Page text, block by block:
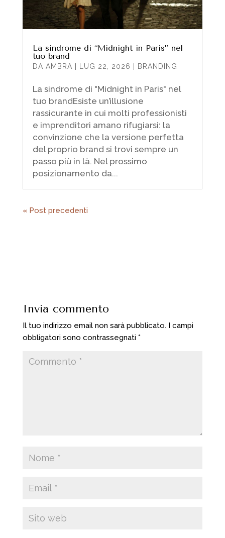
La sindrome di “Midnight in Paris” nel
tuo brand
DA AMBRA LUG 22, 2026 BRANDING
La sindrome di "Midnight in Paris" nel
tuo brandEsiste un’illusione
rassicurante in cui molti professionisti
e imprenditori amano rifugiarsi: la
convinzione che la versione perfetta
del proprio brand si trovi sempre un
passo più in là. Nel prossimo
posizionamento da...
« Post precedenti
Invia commento
Il tuo indirizzo email non sarà pubblicato. I campi
obbligatori sono contrassegnati *